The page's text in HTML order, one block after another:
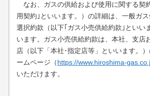
なお、ガスの供給および使用に関する契
用契約｣といいます。）の詳細は、一般ガ
選択約款（以下｢ガス小売供給約款｣といい
います。ガス小売供給約款は、本社、支店
店（以下「本社･指定店等」といいます。
ームページ（https://www.hiroshima-
いただけます。